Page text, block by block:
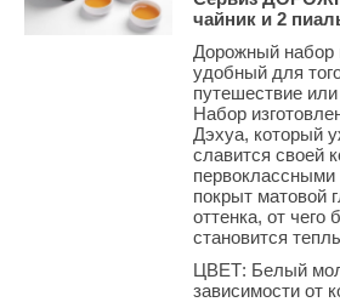
чайник и 2
Дорожный набор
удобный для
путешествие
Набор
Дэхуа, который
славится своей
покрыт матовой
оттенка, от чего
становится
ЦВЕТ: Белый
зависимости от